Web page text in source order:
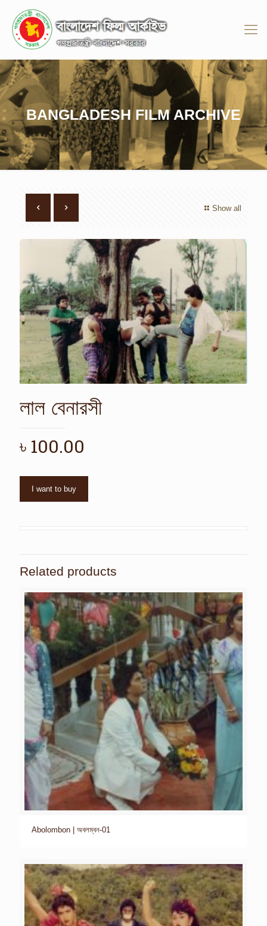
BANGLADESH FILM ARCHIVE
Show all
লাল বেনারসী
৳ 100.00
I want to buy
Related products
Abolombon | অবলম্বন-01